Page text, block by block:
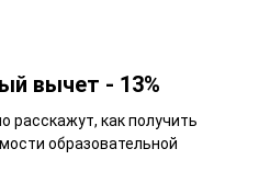
вычет - 13%
как получить
образовательной